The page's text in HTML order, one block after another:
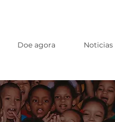
Doe agora Noticias